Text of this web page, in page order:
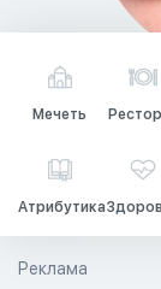
Мечеть
Атрибутика
Реклама